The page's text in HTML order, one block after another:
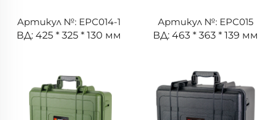
Артикул №: EPC014-1
ВД: 425 * 325 * 130 мм
Артикул №: EPC015
ВД: 463 * 363 * 139 мм